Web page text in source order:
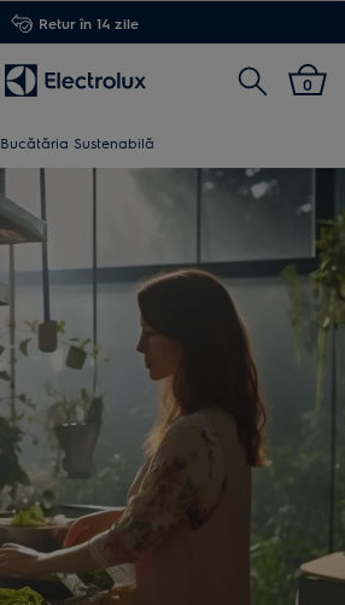
Retur în 14 zile
Cautare0
Bucătăria Sustenabilă